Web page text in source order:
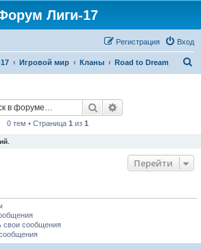
Лиги-17
Вход
Регистрация
Игровой мир Кланы Road to Dream
Поиск
0 тем • Страница 1 из 1
Перейти
свои сообщения